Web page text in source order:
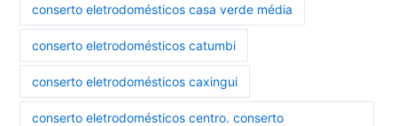
conserto eletrodomésticos casa verde média
conserto eletrodomésticos catumbi
conserto eletrodomésticos caxingui
conserto eletrodomésticos centro. conserto